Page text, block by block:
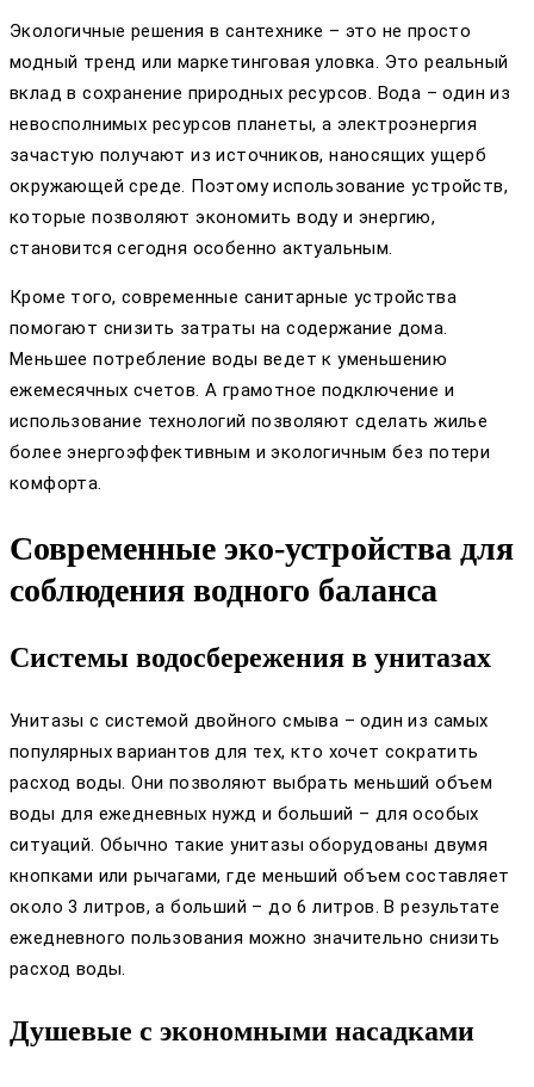
Экологичные решения в сантехнике – это не просто
модный тренд или маркетинговая уловка. Это реальный
вклад в сохранение природных ресурсов. Вода – один из
невосполнимых ресурсов планеты, а электроэнергия
зачастую получают из источников, наносящих ущерб
окружающей среде. Поэтому использование устройств,
которые позволяют экономить воду и энергию,
становится сегодня особенно актуальным.
Кроме того, современные санитарные устройства
помогают снизить затраты на содержание дома.
Меньшее потребление воды ведет к уменьшению
ежемесячных счетов. А грамотное подключение и
использование технологий позволяют сделать жилье
более энергоэффективным и экологичным без потери
комфорта.
Современные эко-устройства для
соблюдения водного баланса
Системы водосбережения в унитазах
Унитазы с системой двойного смыва – один из самых
популярных вариантов для тех, кто хочет сократить
расход воды. Они позволяют выбрать меньший объем
воды для ежедневных нужд и больший – для особых
ситуаций. Обычно такие унитазы оборудованы двумя
кнопками или рычагами, где меньший объем составляет
около 3 литров, а больший – до 6 литров. В результате
ежедневного пользования можно значительно снизить
расход воды.
Душевые с экономными насадками